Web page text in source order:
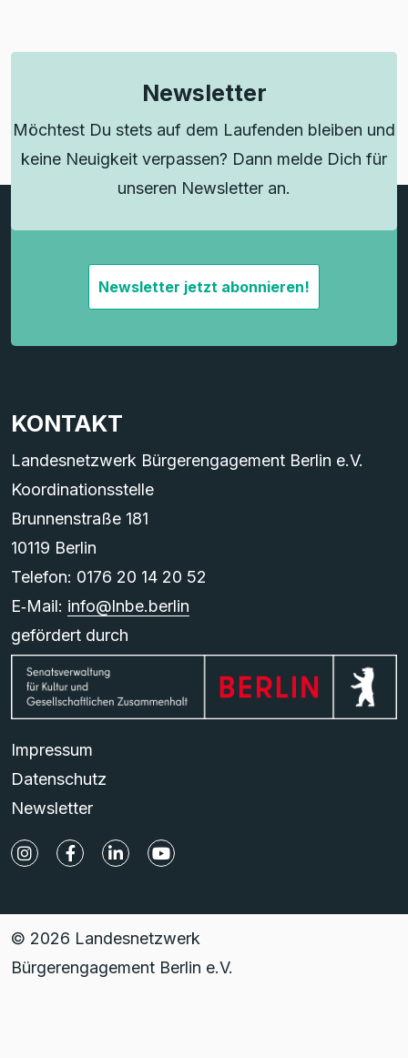
Newsletter
Möchtest Du stets auf dem Laufenden bleiben und
keine Neuigkeit verpassen? Dann melde Dich für
unseren Newsletter an.
Newsletter jetzt abonnieren!
KONTAKT
Landesnetzwerk Bürgerengagement Berlin e.V.
Koordinationsstelle
Brunnenstraße 181
10119 Berlin
Telefon: 0176 20 14 20 52
E‑Mail: info@lnbe.berlin
gefördert durch
Impressum
Newsletter
Datenschutz
© 2026 Landesnetzwerk
Bürgerengagement Berlin e.V.